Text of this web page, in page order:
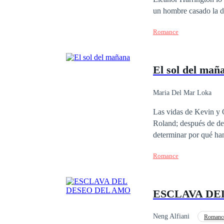
un hombre casado la
que cruce su umbral.
matrimonio es una
dinero, sino por un
podría salvarla? El
venir: el corazón de
Romance
El sol del
Maria Del Mar Loka
Las vidas de Kevin y
Roland; después de
determinar por qué
de secretos que van
Romance
ESCLAVA
Neng Alfiani